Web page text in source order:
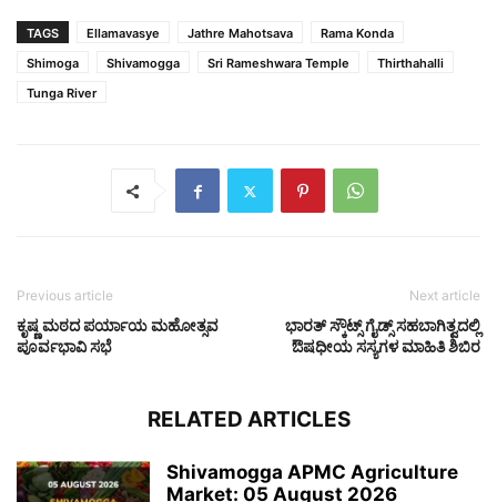
TAGS Ellamavasye Jathre Mahotsava
Rama Konda
Shimoga
Shivamogga Sri Rameshwara Temple
Thirthahalli
Tunga River
Previous article
ಕೃಷ್ಣ ಮಠದ ಪರ್ಯಾಯ ಮಹೋತ್ಸವ
ಪೂರ್ವಭಾವಿ ಸಭೆ
Next article
ಭಾರತ್ ಸ್ಕೌಟ್ಸ್ ಗೈಡ್ಸ್‌ ಸಹಬಾಗಿತ್ವದಲ್ಲಿ
ಔಷಧೀಯ ಸಸ್ಯಗಳ ಮಾಹಿತಿ ಶಿಬಿರ
RELATED ARTICLES
Shivamogga APMC Agriculture
Market: 05 August 2026